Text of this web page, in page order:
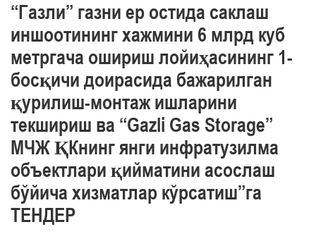
“Газли” газни ер остида саклаш
иншоотининг хажмини 6 млрд куб
метргача ошириш лойиҳасининг 1-
босқичи доирасида бажарилган
қурилиш-монтаж ишларини
текшириш ва “Gazli Gas Storage”
МЧЖ ҚКнинг янги инфратузилма
объектлари қийматини асослаш
бўйича хизматлар кўрсатиш”га
ТЕНДЕР